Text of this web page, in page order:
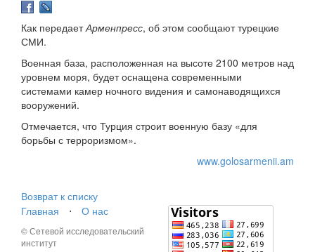
Как передаетАрменпресс, об этом сообщают турецкие
СМИ.
Военная база, расположенная на высоте 2100 метров над
уровнем моря, будет оснащена современными
системами камер ночного видения и самонаводящихся
вооружений.
Отмечается, что Турция строит военную базу «для
борьбы с терроризмом».
www.golosarmenii.am
Возврат к списку
Главная
⋅ О нас
© Сетевой исследовательский
институт